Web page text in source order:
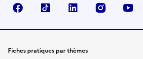
FacebookTikTok LinkedIn Instagram
Fiches pratiques par thèmes